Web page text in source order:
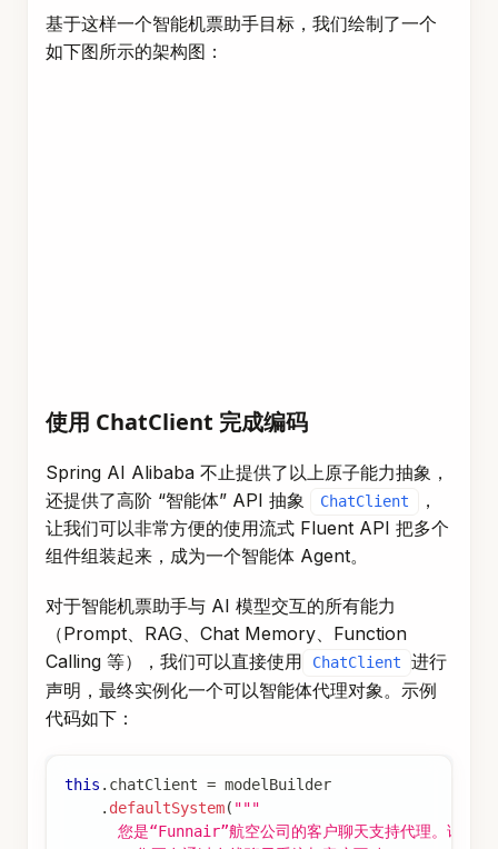
基于这样一个智能机票助手目标，我们绘制了一个
如下图所示的架构图：
使用 ChatClient 完成编码
Spring AI Alibaba 不止提供了以上原子能力抽象，
还提供了高阶 “智能体” API 抽象
ChatClient
，
让我们可以非常方便的使用流式 Fluent API 把多个
组件组装起来，成为一个智能体 Agent。
对于智能机票助手与 AI 模型交互的所有能力
（Prompt、RAG、Chat Memory、Function
Calling 等），我们可以直接使用
ChatClient
进行
声明，最终实例化一个可以智能体代理对象。示例
代码如下：
this . chatClient = modelBuilder
. defaultSystem( """
您是“Funnair”航空公司的客户聊天支持代理。请以友